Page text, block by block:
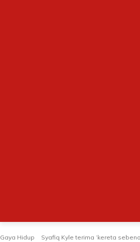
Gaya Hidup
Syafiq Kyle terima ‘kereta